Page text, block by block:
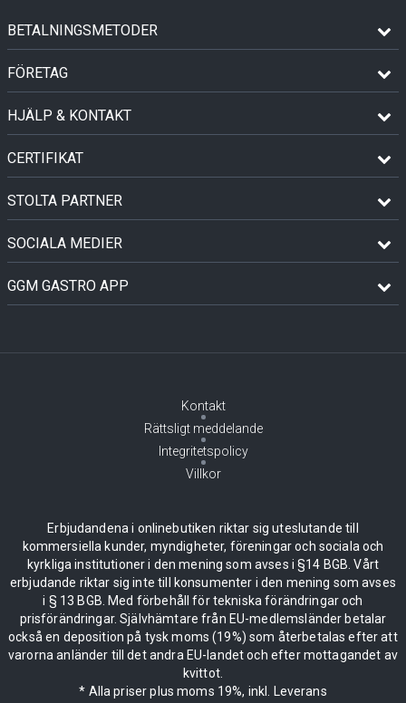
BETALNINGSMETODER
FÖRETAG
HJÄLP & KONTAKT
CERTIFIKAT
STOLTA PARTNER
SOCIALA MEDIER
GGM GASTRO APP
Kontakt
Rättsligt meddelande
Integritetspolicy
Villkor
Erbjudandena i onlinebutiken riktar sig uteslutande till
kommersiella kunder, myndigheter, föreningar och sociala och
kyrkliga institutioner i den mening som avses i §14 BGB. Vårt
erbjudande riktar sig inte till konsumenter i den mening som avses
i § 13 BGB. Med förbehåll för tekniska förändringar och
prisförändringar. Självhämtare från EU-medlemsländer betalar
också en deposition på tysk moms (19%) som återbetalas efter att
varorna anländer till det andra EU-landet och efter mottagandet av
kvittot.
* Alla priser plus moms 19%, inkl. Leverans